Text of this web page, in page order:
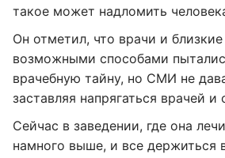
такое может надломить
Он отметил, что врачи и
возможными способами
врачебную тайну, но СМИ не
заставляя напрягаться врачей
Сейчас в заведении, где она
намного выше, и все держиться